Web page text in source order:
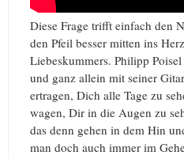
Diese Frage trifft einfach den
den Pfeil besser mitten ins
Liebeskummers. Philipp
und ganz allein mit seiner
ertragen, Dich alle Tage zu
wagen, Dir in die Augen zu
das denn gehen in dem Hin
man doch auch immer im